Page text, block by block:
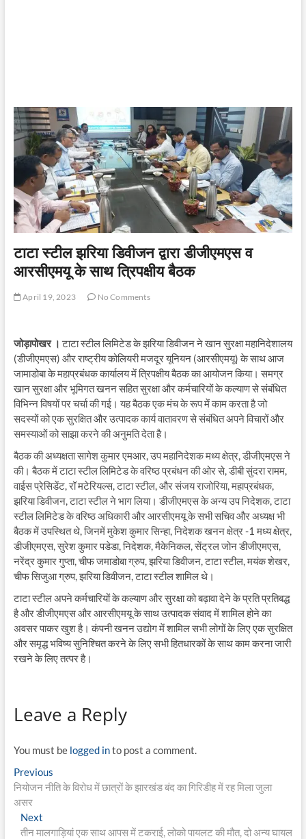
टाटा स्टील झरिया डिवीजन द्वारा डीजीएमएस व
आरसीएमयू के साथ त्रिपक्षीय बैठक
April 19, 2023 No Comments
जोड़ापोखर । टाटा स्टील लिमिटेड के झरिया डिवीजन ने खान सुरक्षा महानिदेशालय
(डीजीएमएस) और राष्ट्रीय कोलियरी मजदूर यूनियन (आरसीएमयू) के साथ आज
जामाडोबा के महाप्रबंधक कार्यालय में त्रिपक्षीय बैठक का आयोजन किया। समग्र
खान सुरक्षा और भूमिगत खनन सहित सुरक्षा और कर्मचारियों के कल्याण से संबंधित
विभिन्न विषयों पर चर्चा की गई। यह बैठक एक मंच के रूप में काम करता है जो
सदस्यों को एक सुरक्षित और उत्पादक कार्य वातावरण से संबंधित अपने विचारों और
समस्याओं को साझा करने की अनुमति देता है।
बैठक की अध्यक्षता सागेश कुमार एमआर, उप महानिदेशक मध्य क्षेत्र, डीजीएमएस ने
की। बैठक में टाटा स्टील लिमिटेड के वरिष्ठ प्रबंधन की ओर से, डीबी सुंदरा रामम,
वाईस प्रेसिडेंट, रॉ मटेरियल्स, टाटा स्टील, और संजय राजोरिया, महाप्रबंधक,
झरिया डिवीजन, टाटा स्टील ने भाग लिया। डीजीएमएस के अन्य उप निदेशक, टाटा
स्टील लिमिटेड के वरिष्ठ अधिकारी और आरसीएमयू के सभी सचिव और अध्यक्ष भी
बैठक में उपस्थित थे, जिनमें मुकेश कुमार सिन्हा, निदेशक खनन क्षेत्र -1 मध्य क्षेत्र,
डीजीएमएस, सुरेश कुमार पडेडा, निदेशक, मैकेनिकल, सेंट्रल जोन डीजीएमएस,
नरेंद्र कुमार गुप्ता, चीफ जमाडोबा ग्रुप, झरिया डिवीजन, टाटा स्टील, मयंक शेखर,
चीफ सिजुआ ग्रुप, झरिया डिवीजन, टाटा स्टील शामिल थे।
टाटा स्टील अपने कर्मचारियों के कल्याण और सुरक्षा को बढ़ावा देने के प्रति प्रतिबद्ध
है और डीजीएमएस और आरसीएमयू के साथ उत्पादक संवाद में शामिल होने का
अवसर पाकर खुश है। कंपनी खनन उद्योग में शामिल सभी लोगों के लिए एक सुरक्षित
और समृद्ध भविष्य सुनिश्चित करने के लिए सभी हितधारकों के साथ काम करना जारी
रखने के लिए तत्पर है।
Leave a Reply
You must be logged into post a comment.
Post
navigation
PreviousPrevious
post:
नियोजन नीति के विरोध में छात्रों के झारखंड बंद का गिरिडीह में रह मिला जुला
असर
Next
post:
तीन मालगाड़ि‍यां एक साथ आपस में टकराई, लोको पायलट की मौत, दो अन्य घायल